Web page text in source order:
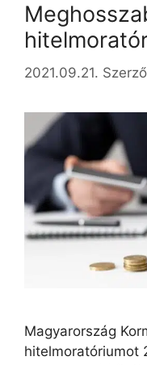
2021.09.21.
Magyarország
hitelmoratóriumot